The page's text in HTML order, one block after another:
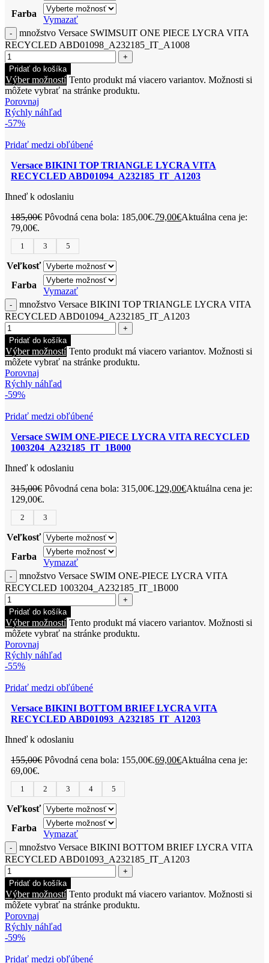
Farba
Vymazať
množstvo Versace SWIMSUIT ONE PIECE LYCRA VITA
RECYCLED ABD01098_A232185_IT_A1008
Pridať do košíka
Výber možností Tento produkt má viacero variantov. Možnosti si
môžete vybrať na stránke produktu.
Porovnaj
Rýchly náhľad
-57%
Pridať medzi obľúbené
Versace BIKINI TOP TRIANGLE LYCRA VITA
RECYCLED ABD01094_A232185_IT_A1203
Ihneď k odoslaniu
185,00€ Pôvodná cena bola: 185,00€.79,00€Aktuálna cena je:
79,00€.
1 3 5
Veľkosť
Farba
Vymazať
množstvo Versace BIKINI TOP TRIANGLE LYCRA VITA
RECYCLED ABD01094_A232185_IT_A1203
Pridať do košíka
Výber možností Tento produkt má viacero variantov. Možnosti si
môžete vybrať na stránke produktu.
Porovnaj
Rýchly náhľad
-59%
Pridať medzi obľúbené
Versace SWIM ONE-PIECE LYCRA VITA RECYCLED
1003204_A232185_IT_1B000
Ihneď k odoslaniu
315,00€ Pôvodná cena bola: 315,00€.129,00€Aktuálna cena je:
129,00€.
2 3
Veľkosť
Farba
Vymazať
množstvo Versace SWIM ONE-PIECE LYCRA VITA
RECYCLED 1003204_A232185_IT_1B000
Pridať do košíka
Výber možností Tento produkt má viacero variantov. Možnosti si
môžete vybrať na stránke produktu.
Porovnaj
Rýchly náhľad
-55%
Pridať medzi obľúbené
Versace BIKINI BOTTOM BRIEF LYCRA VITA
RECYCLED ABD01093_A232185_IT_A1203
Ihneď k odoslaniu
155,00€ Pôvodná cena bola: 155,00€.69,00€Aktuálna cena je:
69,00€.
1 2 3 4 5
Veľkosť
Farba
Vymazať
množstvo Versace BIKINI BOTTOM BRIEF LYCRA VITA
RECYCLED ABD01093_A232185_IT_A1203
Pridať do košíka
Výber možností Tento produkt má viacero variantov. Možnosti si
môžete vybrať na stránke produktu.
Porovnaj
Rýchly náhľad
-59%
Pridať medzi obľúbené